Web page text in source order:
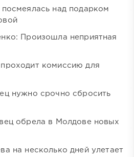
над подарком
Произошла неприятная
комиссию для
нужно срочно сбросить
обрела в Молдове новых
на несколько дней улетает